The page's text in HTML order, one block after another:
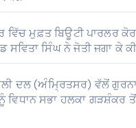
ਵਿੱਚ ਮੁਫ਼ਤ ਬਿਊਟੀ ਪਾਰਲਰ
ਸਵਿਤਾ ਸਿੰਘ ਨੇ ਜੋਤੀ ਜਗਾ ਕੇ
ਦਲ (ਅੰਮ੍ਰਿਤਸਰ) ਵੱਲੋਂ
ਨੂੰ ਵਿਧਾਨ ਸਭਾ ਹਲਕਾ ਗੜਸ਼ੰਕਰ